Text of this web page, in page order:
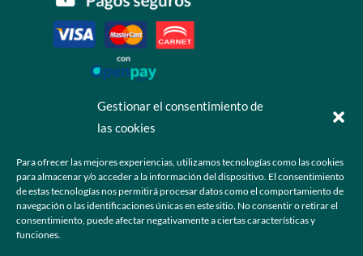
Gestionar el consentimiento de
las cookies
Para ofrecer las mejores experiencias, utilizamos tecnologías como las cookies
para almacenar y/o acceder a la información del dispositivo. El consentimiento
de estas tecnologías nos permitirá procesar datos como el comportamiento de
navegación o las identificaciones únicas en este sitio. No consentir o retirar el
consentimiento, puede afectar negativamente a ciertas características y
funciones.
 +52 55 6173 7725 (Ventas)
 hola@grupo-omk.com